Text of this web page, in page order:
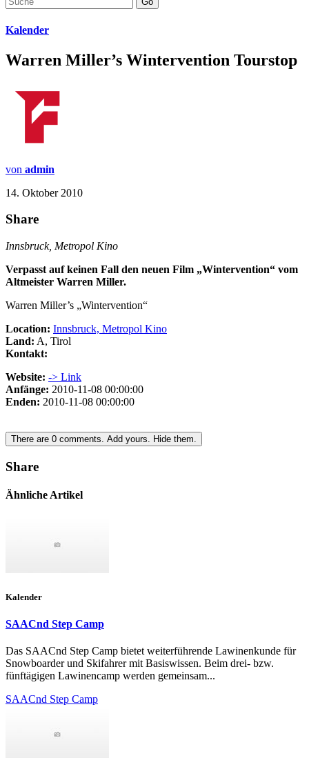
Kalender
Warren Miller’s Wintervention Tourstop
von admin
14. Oktober 2010
Share
Innsbruck, Metropol Kino
Verpasst auf keinen Fall den neuen Film „Wintervention“ vom
Altmeister Warren Miller.
Warren Miller’s „Wintervention“
Location: Innsbruck, Metropol Kino
Land: A, Tirol
Kontakt:
Website: -> Link
Anfänge: 2010-11-08 00:00:00
Enden: 2010-11-08 00:00:00
There are 0 comments. Add yours. Hide them.
Share
Ähnliche Artikel
Kalender
SAACnd Step Camp
Das SAACnd Step Camp bietet weiterführende Lawinenkunde für
Snowboarder und Skifahrer mit Basiswissen. Beim drei- bzw.
fünftägigen Lawinencamp werden gemeinsam...
SAACnd Step Camp